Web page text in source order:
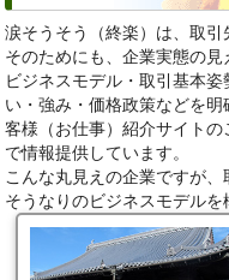
涙そうそう（終楽）は、取引
そのためにも、企業実態の
ビジネスモデル・取引基本
い・強み・価格政策などを
客様（お仕事）紹介サイト
で情報提供しています。
こんな丸見えの企業ですが
そうなりのビジネスモデルを